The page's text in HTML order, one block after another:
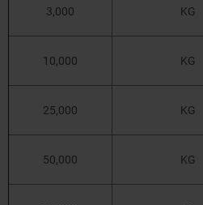
3,000 KG
10,000 KG
25,000 KG
50,000 KG